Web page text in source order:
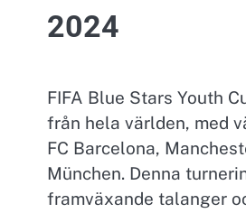
2024
FIFA Blue Stars Youth
från hela världen, med
FC Barcelona,
München. Denna
framväxande talanger